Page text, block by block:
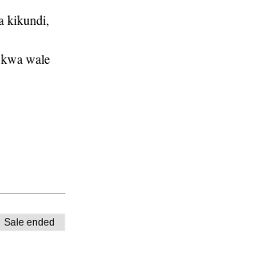
Sale ended